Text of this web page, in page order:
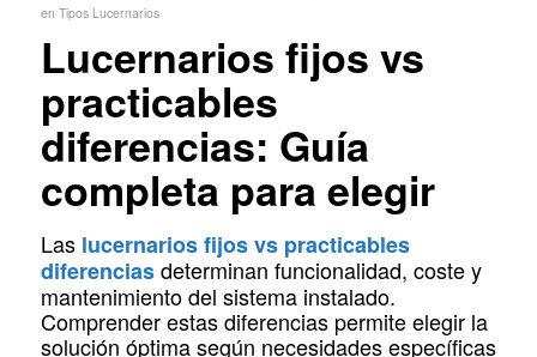
en Tipos Lucernarios
Lucernarios fijos vs
practicables
diferencias: Guía
completa para elegir
Las lucernarios fijos vs practicables
diferenciasdeterminan funcionalidad, coste y
mantenimiento del sistema instalado.
Comprender estas diferencias permite elegir la
solución óptima según necesidades específicas